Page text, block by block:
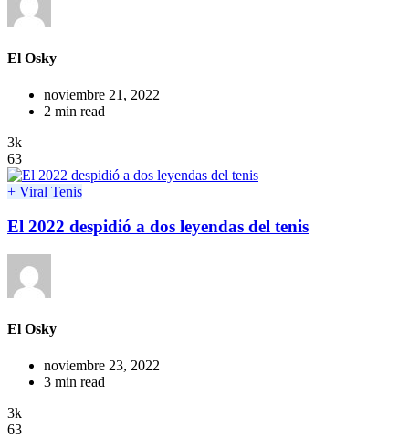
El Osky
noviembre 21, 2022
2 min read
3k
63
+ Viral Tenis
El 2022 despidió a dos leyendas del tenis
El Osky
noviembre 23, 2022
3 min read
3k
63